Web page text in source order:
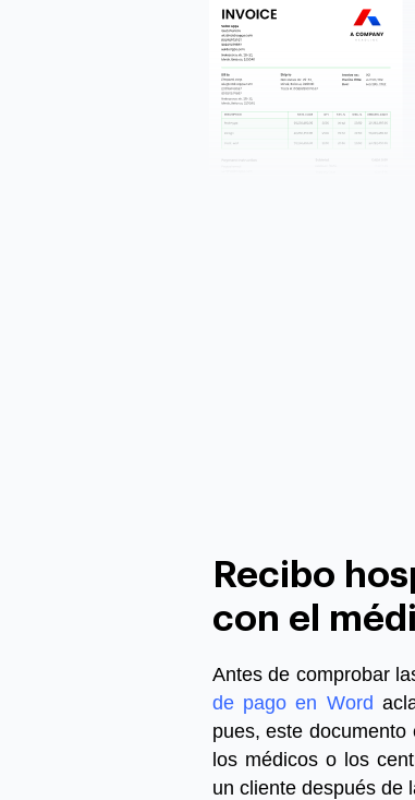
Recibo
con el
Antes de comprobar
de pago en Word
pues, este
los médicos o los
un cliente después de